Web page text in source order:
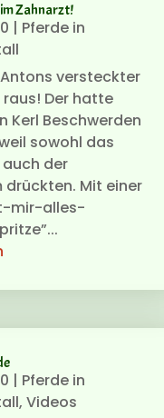
Zahnarzt!
| Pferde in
versteckter
Der hatte
Kerl Beschwerden
sowohl das
der
drückten. Mit einer
mir-alles-
| Pferde in
, Videos